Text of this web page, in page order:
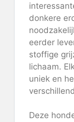
donkere
eerder
stoffige
lichaam.
uniek en
Deze